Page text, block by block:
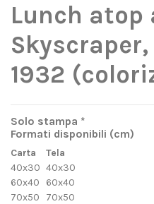
Lunch atop
Skyscraper,
1932
Solo stampa *
Formati disponibili (cm)
Carta
Tela
40x30 40x30
60x40
60x40
70x50
70x50